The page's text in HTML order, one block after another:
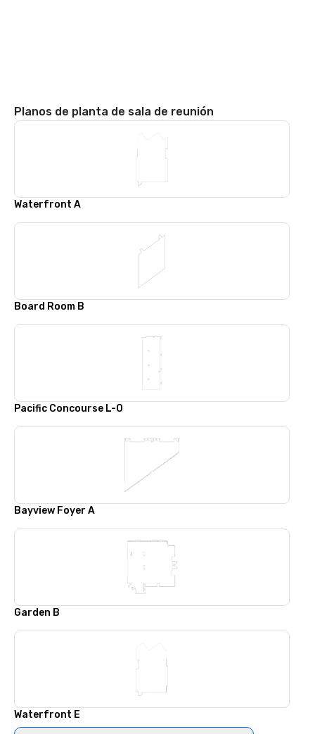
Planos de planta de sala de reunión
Waterfront A
Board Room B
Pacific Concourse L-O
Bayview Foyer A
Garden B
Waterfront E